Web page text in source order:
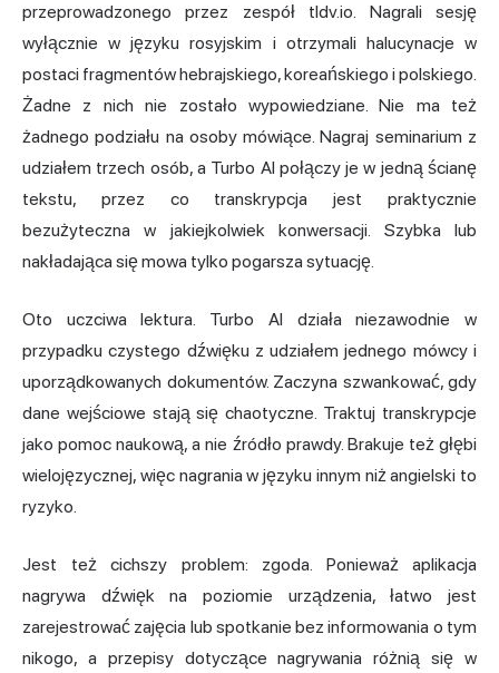
przeprowadzonego przez zespół tldv.io. Nagrali sesję
wyłącznie w języku rosyjskim i otrzymali halucynacje w
postaci fragmentów hebrajskiego, koreańskiego i polskiego.
Żadne z nich nie zostało wypowiedziane. Nie ma też
żadnego podziału na osoby mówiące. Nagraj seminarium z
udziałem trzech osób, a Turbo AI połączy je w jedną ścianę
tekstu, przez co transkrypcja jest praktycznie
bezużyteczna w jakiejkolwiek konwersacji. Szybka lub
nakładająca się mowa tylko pogarsza sytuację.
Oto uczciwa lektura. Turbo AI działa niezawodnie w
przypadku czystego dźwięku z udziałem jednego mówcy i
uporządkowanych dokumentów. Zaczyna szwankować, gdy
dane wejściowe stają się chaotyczne. Traktuj transkrypcje
jako pomoc naukową, a nie źródło prawdy. Brakuje też głębi
wielojęzycznej, więc nagrania w języku innym niż angielski to
ryzyko.
Jest też cichszy problem: zgoda. Ponieważ aplikacja
nagrywa dźwięk na poziomie urządzenia, łatwo jest
zarejestrować zajęcia lub spotkanie bez informowania o tym
nikogo, a przepisy dotyczące nagrywania różnią się w